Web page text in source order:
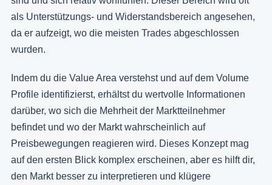
als Unterstützungs- und Widerstandsbereich angesehen,
da er aufzeigt, wo die meisten Trades abgeschlossen
wurden.
Indem du die Value Area verstehst und auf dem Volume
Profile identifizierst, erhältst du wertvolle Informationen
darüber, wo sich die Mehrheit der Marktteilnehmer
befindet und wo der Markt wahrscheinlich auf
Preisbewegungen reagieren wird. Dieses Konzept mag
auf den ersten Blick komplex erscheinen, aber es hilft dir,
den Markt besser zu interpretieren und klügere